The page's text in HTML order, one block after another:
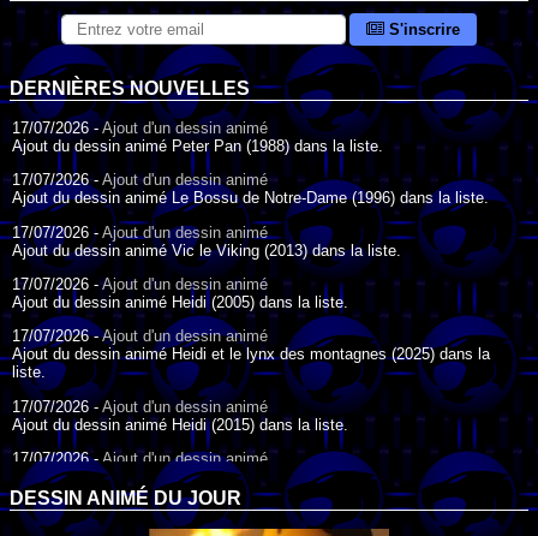
S'inscrire
DERNIÈRES NOUVELLES
17/07/2026 -Ajout d'un dessin animé
Ajout du dessin animé Peter Pan (1988) dans la liste.
17/07/2026 -Ajout d'un dessin animé
Ajout du dessin animé Le Bossu de Notre-Dame (1996) dans la liste.
17/07/2026 - Ajout d'un dessin animé
Ajout du dessin animé Vic le Viking (2013) dans la liste.
17/07/2026 -Ajout d'un dessin animé
Ajout du dessin animé Heidi (2005) dans la liste.
17/07/2026 -Ajout d'un dessin animé
Ajout du dessin animé Heidi et le lynx des montagnes (2025) dans la
liste.
17/07/2026 -Ajout d'un dessin animé
Ajout du dessin animé Heidi (2015) dans la liste.
17/07/2026 - Ajout d'un dessin animé
Ajout du dessin animé Heidi (1995) dans la liste.
09/07/2026 -Ajout d'un dessin animé
Ajout du dessin animé Genki l'Aventurier de la Chance (2006) dans la
DESSIN ANIMÉ DU JOUR